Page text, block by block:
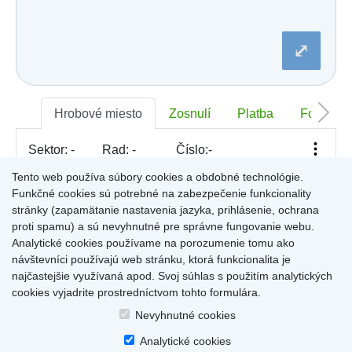
Dolný Lopašov
Dolný Ohaj
Dubnica nad Váhom
Dulov
Dulova Ves
Dunajská Lužná
Gelnica
Gemerská Hôrka
Gemerská Ves
Hájske
Halič
Hlboké
⤢
Hrobové miesto Zosnulí Platba Foto
Sektor: - Rad: - Číslo:-
Pre zobrazenie informácií kliknite na hrobové miesto na
mape, alebo kliknite na priezvisko a meno zosnulého vo
Výsledky (rozšíreného) vyhľadávania.
Produkty a služby |Citáty|O cintorínoch|
Tento web používa súbory cookies a obdobné technológie.
Funkčné cookies sú potrebné na zabezpečenie funkcionality
stránky (zapamätanie nastavenia jazyka, prihlásenie, ochrana
proti spamu) a sú nevyhnutné pre správne fungovanie webu.
Analytické cookies používame na porozumenie tomu ako
návštevníci používajú web stránku, ktorá funkcionalita je
najčastejšie využívaná apod. Svoj súhlas s použitím analytických
cookies vyjadrite prostredníctvom tohto formulára.
Nevyhnutné cookies
Analytické cookies